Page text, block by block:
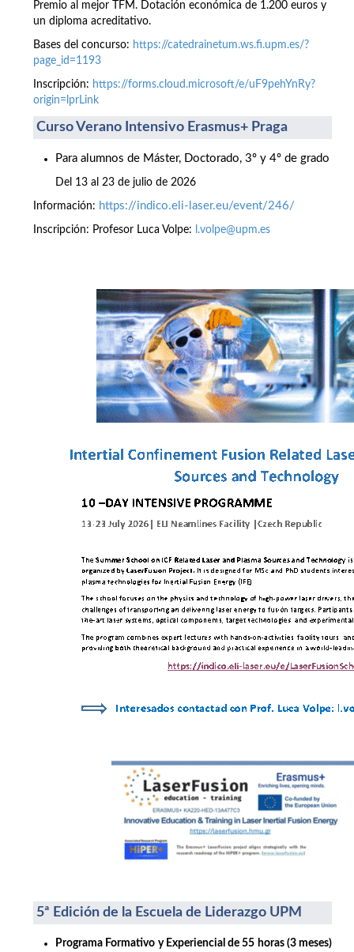
Premio al mejor TFM. Dotación económica de 1.200 euros y
un diploma acreditativo.
Bases del concurso: https://catedrainetum.ws.fi.upm.es/?
page_id=1193
Inscripción: https://forms.cloud.microsoft/e/uF9pehYnRy?
origin=lprLink
Curso Verano Intensivo Erasmus+ Praga
Para alumnos de Máster, Doctorado, 3º y 4º de grado
Del 13 al 23 de julio de 2026
Información: https://indico.eli-laser.eu/event/246/
Inscripción: Profesor Luca Volpe: l.volpe@upm.es
5ª Edición de la Escuela de Liderazgo UPM
Programa Formativo y Experiencial de 55 horas (3 meses)